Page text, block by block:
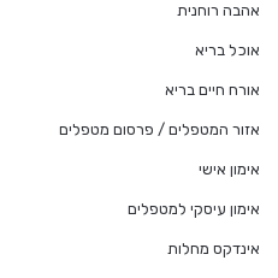
אהבה רוחנית
אוכל בריא
אורח חיים בריא
אזור המטפלים / פרסום מטפלים
אימון אישי
אימון עיסקי למטפלים
אינדקס מחלות